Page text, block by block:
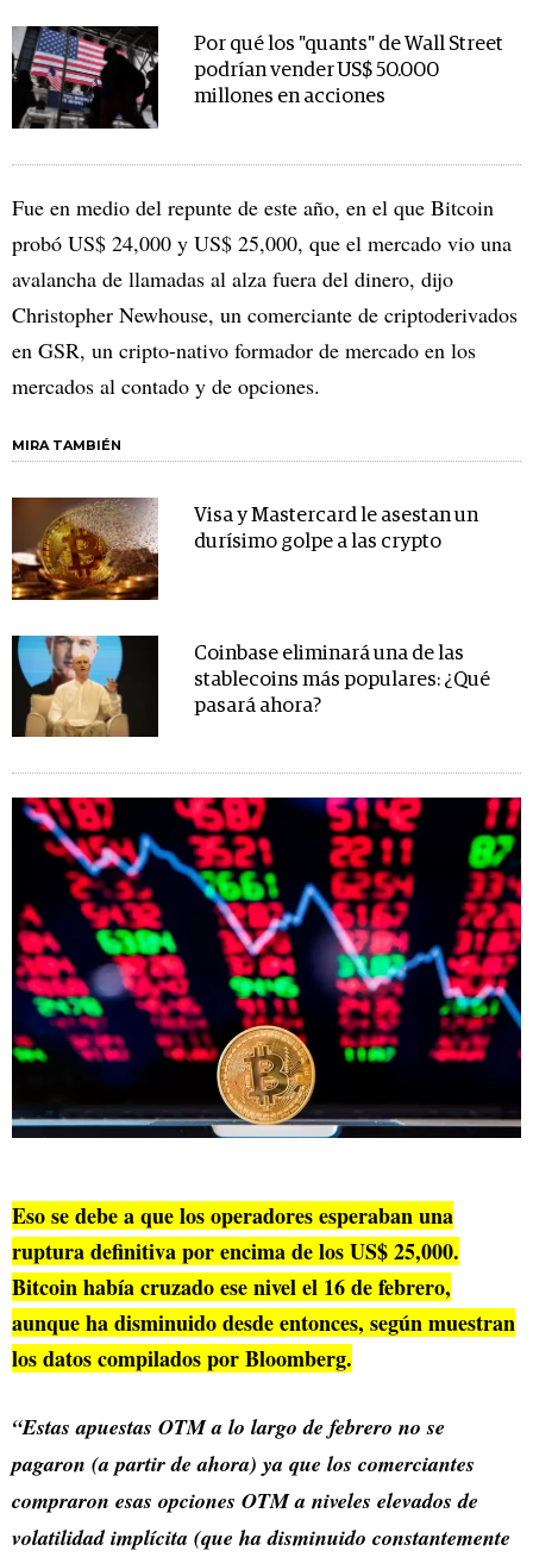
Por qué los "quants" de Wall Street
podrían vender US$ 50.000
millones en acciones
Fue en medio del repunte de este año, en el que Bitcoin
probó US$ 24,000 y US$ 25,000, que el mercado vio una
avalancha de llamadas al alza fuera del dinero, dijo
Christopher Newhouse, un comerciante de criptoderivados
en GSR, un cripto-nativo formador de mercado en los
mercados al contado y de opciones.
MIRA TAMBIÉN
Visa y Mastercard le asestan un
durísimo golpe a las crypto
Coinbase eliminará una de las
stablecoins más populares: ¿Qué
pasará ahora?
Eso se debe a que los operadores esperaban una
ruptura definitiva por encima de los US$ 25,000.
Bitcoin había cruzado ese nivel el 16 de febrero,
aunque ha disminuido desde entonces, según muestran
los datos compilados por Bloomberg.
“Estas apuestas OTM a lo largo de febrero no se
pagaron (a partir de ahora) ya que los comerciantes
compraron esas opciones OTM a niveles elevados de
volatilidad implícita (que ha disminuido constantemente